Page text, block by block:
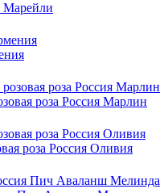
Марейли
роза Россия Марлин
роза Россия Оливия